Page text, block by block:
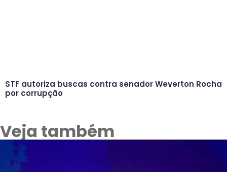
STF autoriza buscas contra senador Weverton Rocha
por corrupção
Veja também